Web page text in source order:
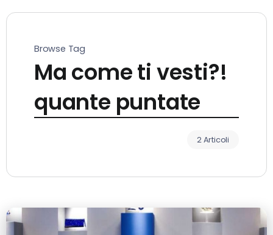
Browse Tag
Ma come ti vesti?!
quante puntate
2 Articoli